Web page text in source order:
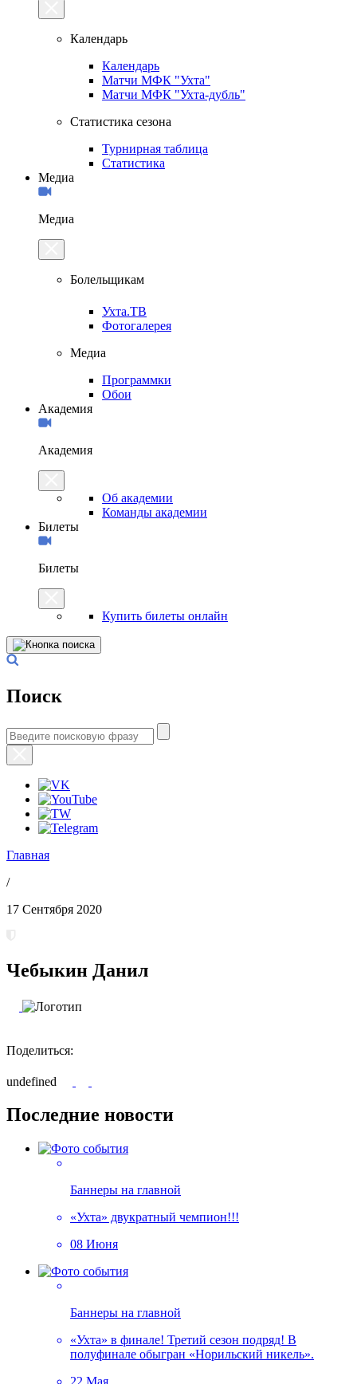
Календарь
Календарь
Матчи МФК "Ухта"
Матчи МФК "Ухта-дубль"
Статистика сезона
Турнирная таблица
Статистика
Медиа
Медиа
Болельщикам
Ухта.ТВ
Фотогалерея
Медиа
Программки
Обои
Академия
Академия
Об академии
Команды академии
Билеты
Билеты
Купить билеты онлайн
Поиск
Главная
/
17 Сентября 2020
Чебыкин Данил
Поделиться:
undefined
Последние новости
Баннеры на главной
«Ухта» двукратный чемпион!!!
08 Июня
Баннеры на главной
«Ухта» в финале! Третий сезон подряд! В
полуфинале обыгран «Норильский никель».